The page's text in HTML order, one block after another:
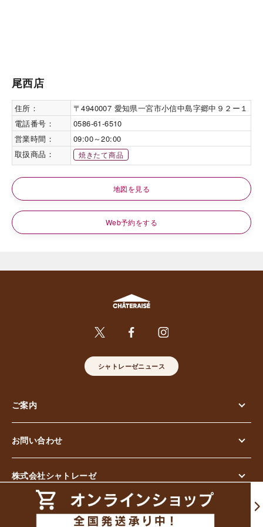
尾西店
住所：
〒4940007 愛知県一宮市小信中島字郷中９２ー１
電話番号：
0586-61-6510
営業時間：
09:00～20:00
取扱商品：
焼きたて商品
地図を見る
Web予約をする
シャトレーゼニュース
ご案内
お問い合わせ
株式会社シャトレーゼ
© Chateraise Co.,Ltd. All Rights Reserved.